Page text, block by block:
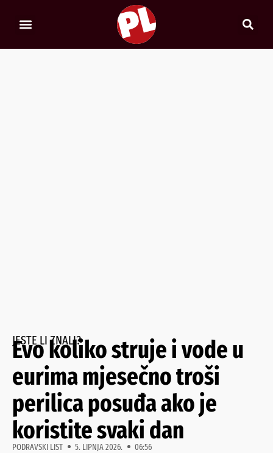
JESTE LI ZNALI?
Evo koliko struje i vode u
eurima mjesečno troši
perilica posuđa ako je
koristite svaki dan
PODRAVSKI LIST 5. LIPNJA 2026. 06:56